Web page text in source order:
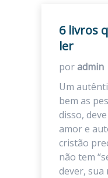
6 livros
ler
poradmin
Um
bem as
disso,
amor e
cristão
não tem
dever, sua